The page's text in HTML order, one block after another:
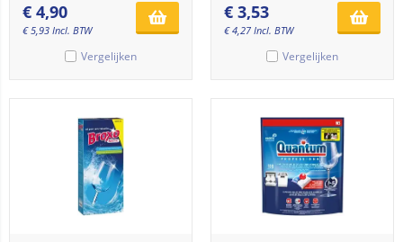
€ 4,90
€5,93 Incl. BTW
Vergelijken
€ 3,53
€4,27 Incl. BTW
Vergelijken